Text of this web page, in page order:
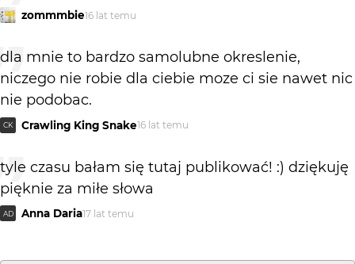
zommmbie16 lat temu
dla mnie to bardzo samolubne okreslenie,
niczego nie robie dla ciebie moze ci sie nawet nic
nie podobac.
CK Crawling King Snake16 lat temu
tyle czasu bałam się tutaj publikować! :) dziękuję
pięknie za miłe słowa
AD Anna Daria17 lat temu